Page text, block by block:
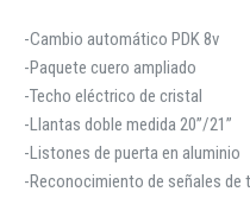
-Cambio automático PDK 8v
-Paquete cuero ampliado
-Techo eléctrico de cristal
-Llantas doble medida 20”/21”
-Listones de puerta en aluminio
-Reconocimiento de señales de